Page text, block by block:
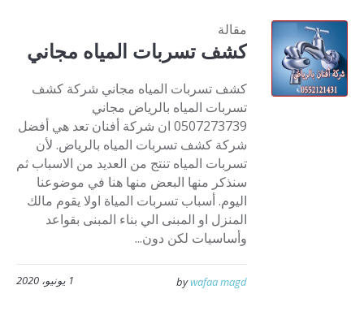
مقالة
كشف تسربات المياه مجاني
كشف تسربات المياه مجاني شركة كشف
تسربات المياه بالرياض مجاني
0507273739 ان شركة أفنان تعد هي أفضل
شركة كشف تسربات المياه بالرياض. لأن
تسربات المياه تنتج من العديد من الاسباب ثم
سنذكر منها البعض منها هنا في موضوعنا
اليوم. أسباب تسربات المياة اولا يقوم مالك
المنزل او المبنى الي بناء المبنى بقواعد
وأساسيات لكن دون...
1 يونيو، 2020 bywafaa magd